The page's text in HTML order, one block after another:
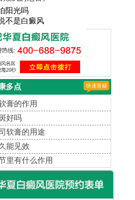
阳光吗
不是白癜风
多点
膏的作用
好吗
软膏的用途
能见效
里有什么作用